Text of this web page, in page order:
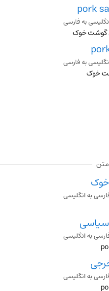
pork
به فارسی
خوک
به فارسی
خوک
به انگلیسی
به انگلیسی
به انگلیسی